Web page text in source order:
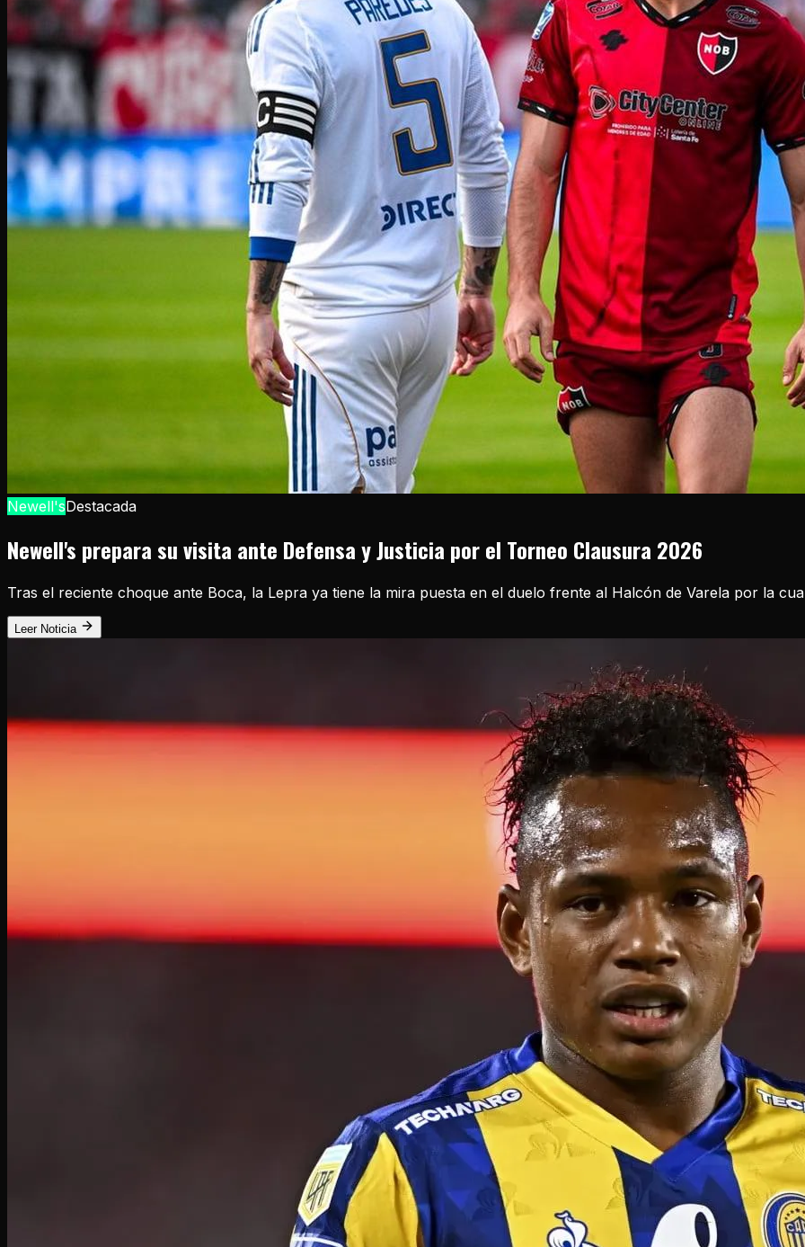
Newell'sDestacada
Newell's prepara su visita ante Defensa y Justicia por el Torneo Clausura 2026
Tras el reciente choque ante Boca, la Lepra ya tiene la mira puesta en el duelo frente al Halcón de Varela por la
Leer Noticia